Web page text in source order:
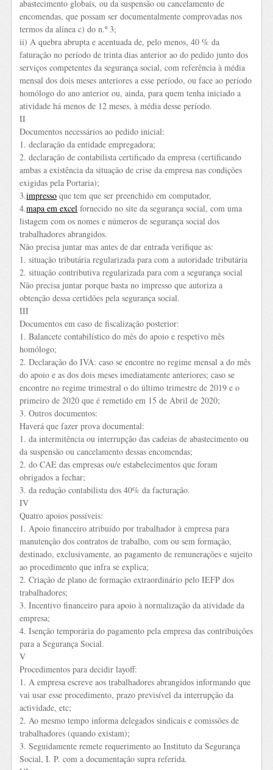
abastecimento globais, ou da suspensão ou cancelamento de
encomendas, que possam ser documentalmente comprovadas nos
termos da alínea c) do n.º 3;
ii) A quebra abrupta e acentuada de, pelo menos, 40 % da
faturação no período de trinta dias anterior ao do pedido junto dos
serviços competentes da segurança social, com referência à média
mensal dos dois meses anteriores a esse período, ou face ao período
homólogo do ano anterior ou, ainda, para quem tenha iniciado a
atividade há menos de 12 meses, à média desse período.
II
Documentos necessários ao pedido inicial:
1. declaração da entidade empregadora;
2. declaração de contabilista certificado da empresa (certificando
ambas a existência da situação de crise da empresa nas condições
exigidas pela Portaria);
3.impresso que tem que ser preenchido em computador,
4.mapa em excel fornecido no site da segurança social, com uma
listagem com os nomes e números de segurança social dos
trabalhadores abrangidos.
Não precisa juntar mas antes de dar entrada verifique as:
1. situação tributária regularizada para com a autoridade tributária
2. situação contributiva regularizada para com a segurança social
Não precisa juntar porque basta no impresso que autoriza a
obtenção dessa certidões pela segurança social.
III
Documentos em caso de fiscalização posterior:
1. Balancete contabilístico do mês do apoio e respetivo mês
homólogo;
2. Declaração do IVA: caso se encontre no regime mensal a do mês
do apoio e as dos dois meses imediatamente anteriores; caso se
encontre no regime trimestral o do último trimestre de 2019 e o
primeiro de 2020 que é remetido em 15 de Abril de 2020;
3. Outros documentos:
Haverá que fazer prova documental:
1. da intermitência ou interrupção das cadeias de abastecimento ou
da suspensão ou cancelamento dessas encomendas;
2. do CAE das empresas ou/e estabelecimentos que foram
obrigados a fechar;
3. da redução contabilista dos 40% da facturação.
IV
Quatro apoios possíveis:
1. Apoio financeiro atribuído por trabalhador à empresa para
manutenção dos contratos de trabalho, com ou sem formação,
destinado, exclusivamente, ao pagamento de remunerações e sujeito
ao procedimento que infra se explica;
2. Criação de plano de formação extraordinário pelo IEFP dos
trabalhadores;
3. Incentivo financeiro para apoio à normalização da atividade da
empresa;
4. Isenção temporária do pagamento pela empresa das contribuições
para a Segurança Social.
V
Procedimentos para decidir layoff:
1. A empresa escreve aos trabalhadores abrangidos informando que
vai usar esse procedimento, prazo previsível da interrupção da
actividade, etc;
2. Ao mesmo tempo informa delegados sindicais e comissões de
trabalhadores (quando existam);
3. Seguidamente remete requerimento ao Instituto da Segurança
Social, I. P. com a documentação supra referida.